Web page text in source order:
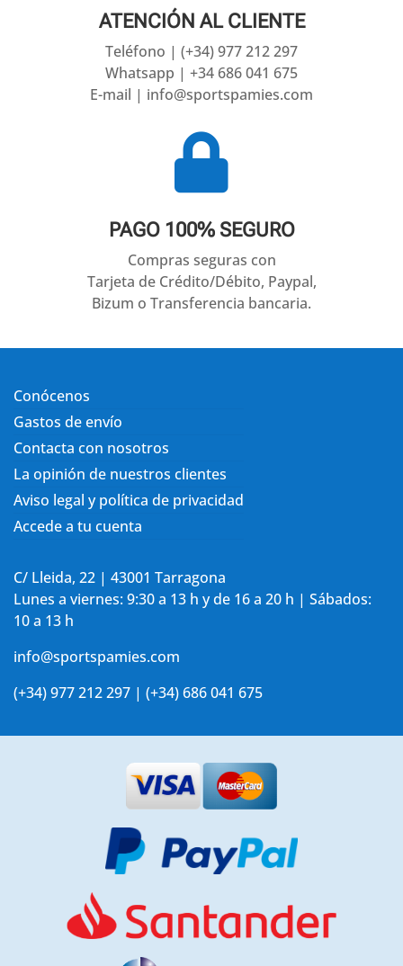
ATENCIÓN AL CLIENTE
Teléfono | (+34) 977 212 297
Whatsapp | +34 686 041 675
E-mail | info@sportspamies.com

PAGO 100% SEGURO
Compras seguras con
Tarjeta de Crédito/Débito, Paypal,
Bizum o Transferencia bancaria.
Conócenos
Gastos de envío
Contacta con nosotros
La opinión de nuestros clientes
Aviso legal y política de privacidad
Accede a tu cuenta
C/ Lleida, 22 | 43001 Tarragona
Lunes a viernes: 9:30 a 13 h y de 16 a 20 h | Sábados:
10 a 13 h
info@sportspamies.com
(+34) 977 212 297 | (+34) 686 041 675